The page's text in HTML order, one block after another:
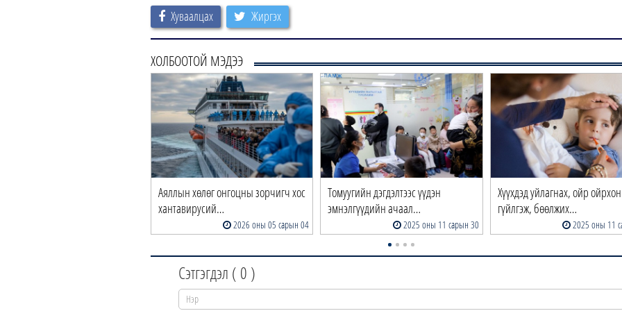
Хуваалцах Жиргэх
ХОЛБООТОЙ МЭДЭЭ
Аяллын хөлөг онгоцны зорчигч хос
хантавирусий…
2026 оны 05 сарын 04
Томуугийн дэгдэлтээс үүдэн
эмнэлгүүдийн ачаал…
2025 оны 11 сарын 30
Хүүхдэд уйлагнах, ойр ойрхон
гүйлгэж, бөөлжих…
2025 оны 11
Сэтгэгдэл ( 0 )